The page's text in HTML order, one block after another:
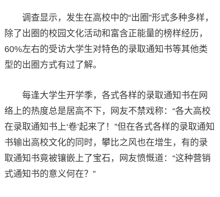
调查显示，发生在高校中的“出圈”形式多种多样，
除了出圈的校园文化活动和富含正能量的榜样经历，
60%左右的受访大学生对特色的录取通知书等其他类
型的出圈方式有过了解。
每逢大学生开学季，各式各样的录取通知书在网
络上的热度总是居高不下，网友不禁戏称：“各大高校
在录取通知书上‘卷’起来了！”但在各式各样的录取通知
书输出高校文化的同时，攀比之风也在增生，有的录
取通知书竟被镶嵌上了宝石，网友愤慨道：“这种营销
式通知书的意义何在？”